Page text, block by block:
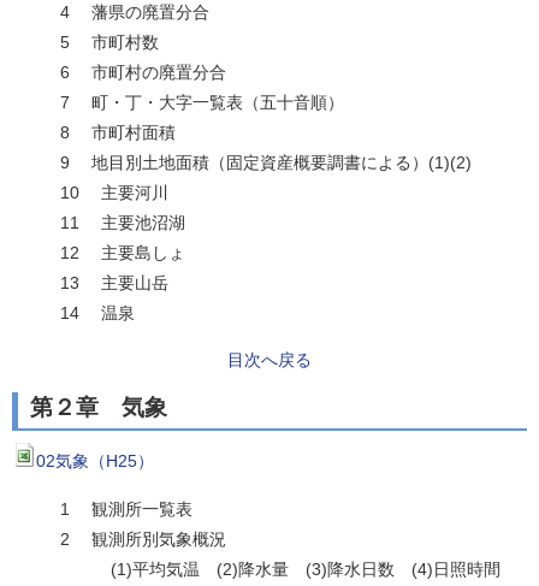
4 藩県の廃置分合
5 市町村数
6 市町村の廃置分合
7 町・丁・大字一覧表（五十音順）
8 市町村面積
9 地目別土地面積（固定資産概要調書による）(1)(2)
10 主要河川
11 主要池沼湖
12 主要島しょ
13 主要山岳
14 温泉
目次へ戻る
第２章 気象
02気象（H25）
1 観測所一覧表
2 観測所別気象概況
(1)平均気温 (2)降水量 (3)降水日数 (4)日照時間